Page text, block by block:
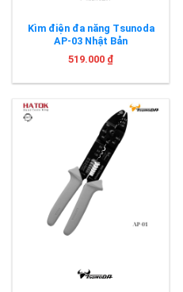
Kìm điện đa năng Tsunoda
AP-03 Nhật Bản
519.000 ₫